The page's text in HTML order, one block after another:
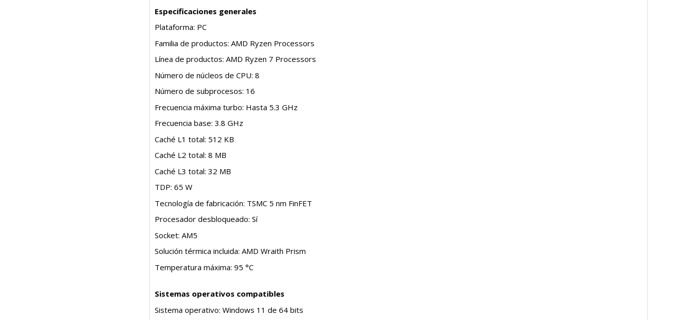
Especificaciones generales
Plataforma: PC
Familia de productos: AMD Ryzen Processors
Línea de productos: AMD Ryzen 7 Processors
Número de núcleos de CPU: 8
Número de subprocesos: 16
Frecuencia máxima turbo: Hasta 5.3 GHz
Frecuencia base: 3.8 GHz
Caché L1 total: 512 KB
Caché L2 total: 8 MB
Caché L3 total: 32 MB
TDP: 65 W
Tecnología de fabricación: TSMC 5 nm FinFET
Procesador desbloqueado: Sí
Socket: AM5
Solución térmica incluida: AMD Wraith Prism
Temperatura máxima: 95 °C
Sistemas operativos compatibles
Sistema operativo: Windows 11 de 64 bits